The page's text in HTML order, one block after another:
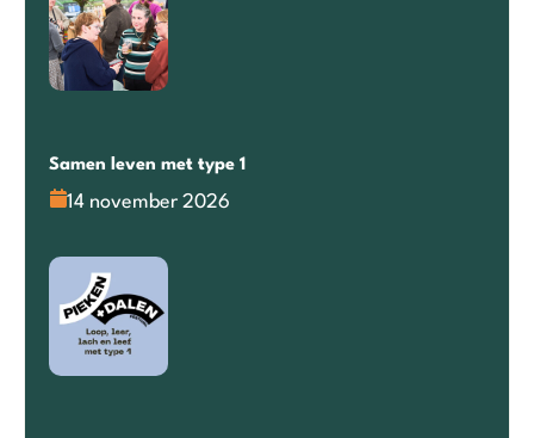
Samen leven met type 1
14 november 2026